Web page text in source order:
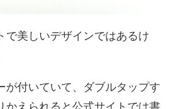
で美しいデザインではあるけ
が付いていて、ダブルタップす
かえられると公式サイトでは書